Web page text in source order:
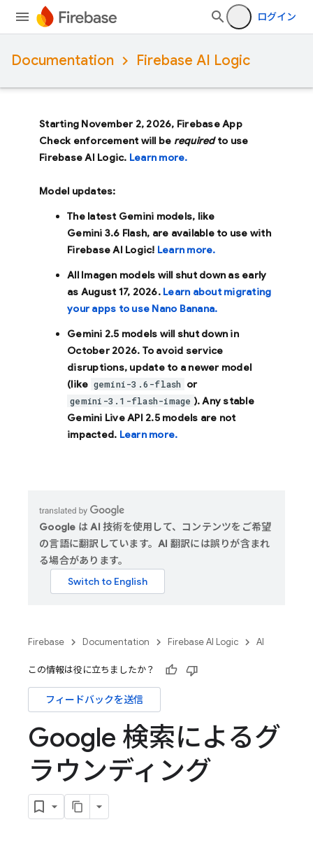
ログイン
Documentation Firebase AI Logic
Starting November 2, 2026, Firebase App
Check enforcement will be requiredto use
Firebase AI Logic. Learn more.
Model updates:
The latest Gemini models, like
Gemini 3.6 Flash, are available to use with
Firebase AI Logic! Learn more.
All Imagen models will shut down as early
as August 17, 2026. Learn about migrating
your apps to use Nano Banana.
Gemini 2.5 models will shut down in
October 2026. To avoid service
disruptions, update to a newer model
(like gemini-3.6-flash or
gemini-3.1-flash-image ). Any stable
Gemini Live API 2.5 models are not
impacted. Learn more.
Google は AI 技術を使用して、コンテンツをご希望
の言語に翻訳しています。AI 翻訳には誤りが含まれ
る場合があります。
Firebase Documentation Firebase AI Logic AI
この情報は役に立ちましたか？
フィードバックを送信
Google 検索によるグ
ラウンディング